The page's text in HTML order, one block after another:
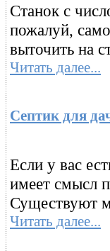
Станок с
пожалуй,
выточить на
Читать далее...
Септик для
Если у вас
имеет смысл
Существуют
Читать далее...